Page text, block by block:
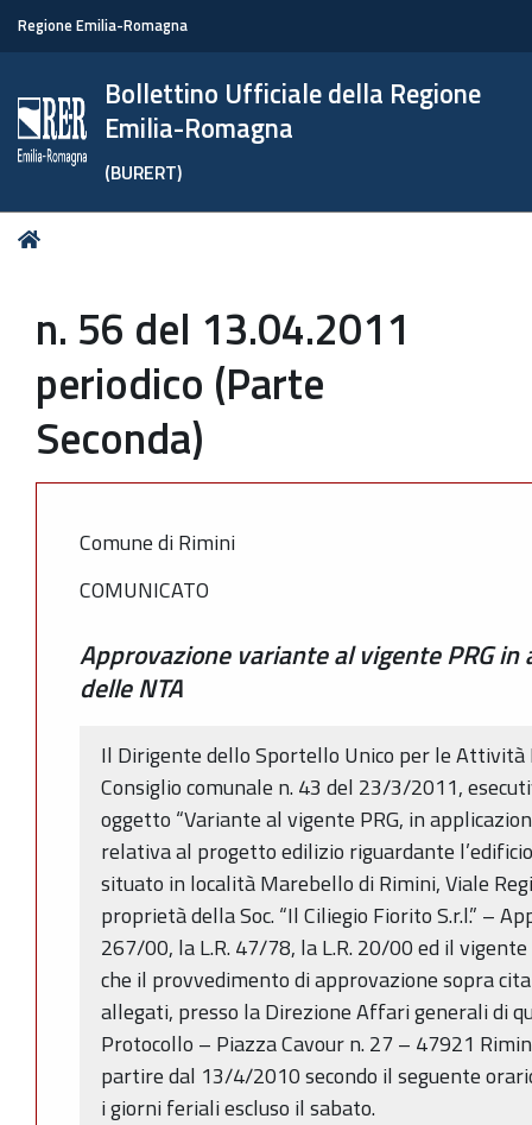
Regione Emilia-Romagna
Bollettino Ufficiale della Regione
Emilia-Romagna
(BURERT)
Tu
n. 56 del 13.04.2011
periodico (Parte
Seconda)
Comune di Rimini
COMUNICATO
Approvazione variante al vigente PRG in
delle NTA
Il Dirigente dello Sportello Unico per le
Consiglio comunale n. 43 del 23/3/2011,
oggetto “Variante al vigente PRG, in
relativa al progetto edilizio riguardante
situato in località Marebello di Rimini, Viale
proprietà della Soc. “Il Ciliegio Fiorito S.r.l.” –
267/00, la L.R. 47/78, la L.R. 20/00 ed il
che il provvedimento di approvazione sopra
allegati, presso la Direzione Affari generali di
Protocollo – Piazza Cavour n. 27 – 47921
partire dal 13/4/2010 secondo il seguente
i giorni feriali escluso il sabato.